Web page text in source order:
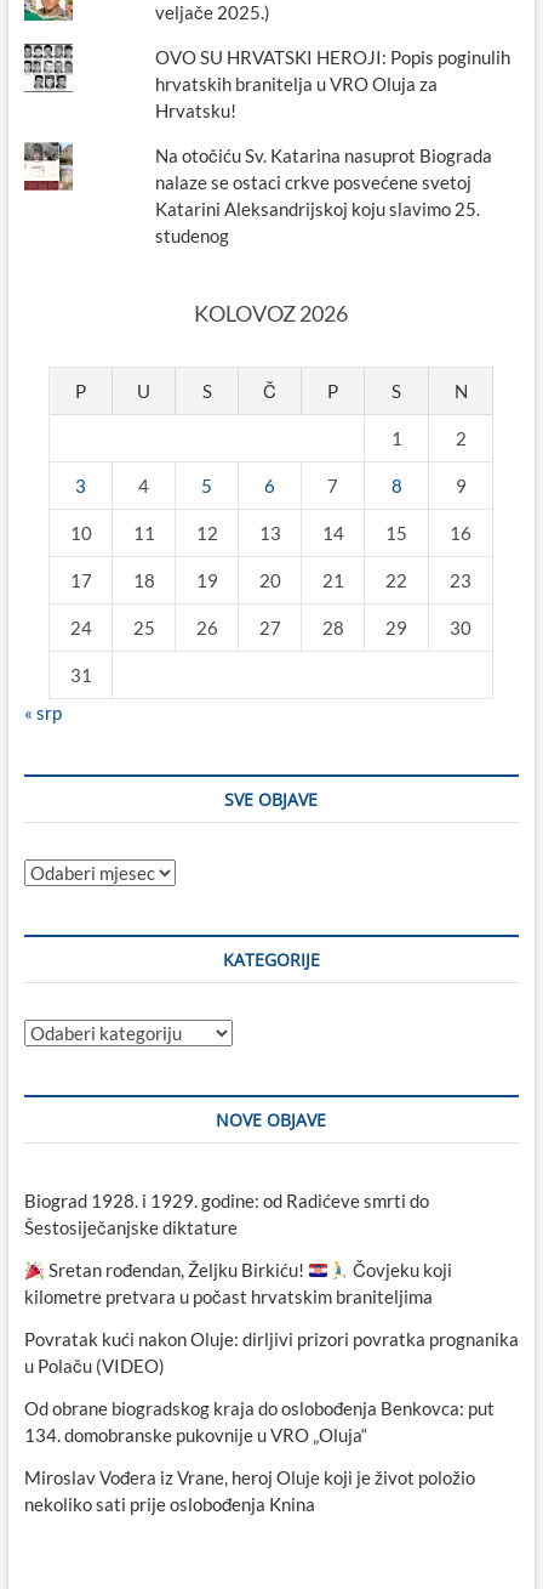
veljače 2025.)
OVO SU HRVATSKI HEROJI: Popis poginulih
hrvatskih branitelja u VRO Oluja za
Hrvatsku!
Na otočiću Sv. Katarina nasuprot Biograda
nalaze se ostaci crkve posvećene svetoj
Katarini Aleksandrijskoj koju slavimo 25.
studenog
KOLOVOZ 2026
P U S Č P S N
1 2
3 4 5 6 7 8 9
10 11 12 13 14 15 16
17 18 19 20 21 22 23
24 25 26 27 28 29 30
31
« srp
SVE OBJAVE
Sve
KATEGORIJE
Kategorije
NOVE OBJAVE
Biograd 1928. i 1929. godine: od Radićeve smrti do
Šestosiječanjske diktature
Sretan rođendan, Željku Birkiću!
Čovjeku koji
kilometre pretvara u počast hrvatskim braniteljima
Povratak kući nakon Oluje: dirljivi prizori povratka prognanika
u Polaču (VIDEO)
Od obrane biogradskog kraja do oslobođenja Benkovca: put
134. domobranske pukovnije u VRO „Oluja“
Miroslav Vođera iz Vrane, heroj Oluje koji je život položio
nekoliko sati prije oslobođenja Knina